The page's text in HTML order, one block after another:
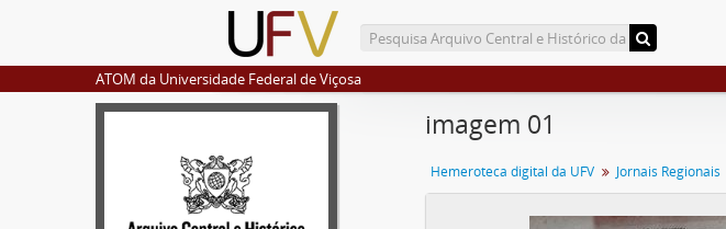
ATOM da Universidade Federal de Viçosa
imagem 01
Hemeroteca digital da UFV Jornais Regionais